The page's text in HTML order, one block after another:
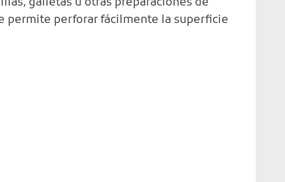
galletas u otras preparaciones de
permite perforar fácilmente la superficie